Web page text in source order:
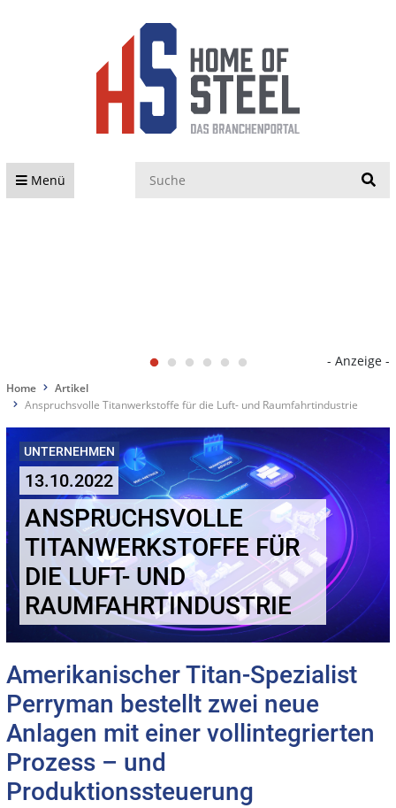
Menü
- Anzeige -
Home
Artikel
Anspruchsvolle Titanwerkstoffe für die Luft- und Raumfahrtindustrie
UNTERNEHMEN
13.10.2022
ANSPRUCHSVOLLE
TITANWERKSTOFFE FÜR
DIE LUFT- UND
RAUMFAHRTINDUSTRIE
Amerikanischer Titan-Spezialist
Perryman bestellt zwei neue
Anlagen mit einer vollintegrierten
Prozess – und
Produktionssteuerung